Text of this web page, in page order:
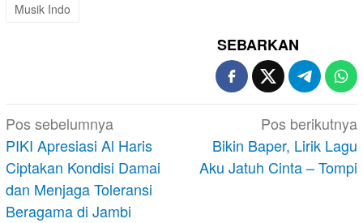
Musik Indo
SEBARKAN
Navigasi
pos
Pos sebelumnya
PIKI Apresiasi Al Haris
Ciptakan Kondisi Damai
dan Menjaga Toleransi
Beragama di Jambi
Pos berikutnya
Bikin Baper, Lirik Lagu
Aku Jatuh Cinta – Tompi